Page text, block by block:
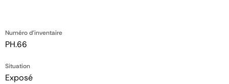
Numéro d'inventaire
PH.66
Situation
Exposé